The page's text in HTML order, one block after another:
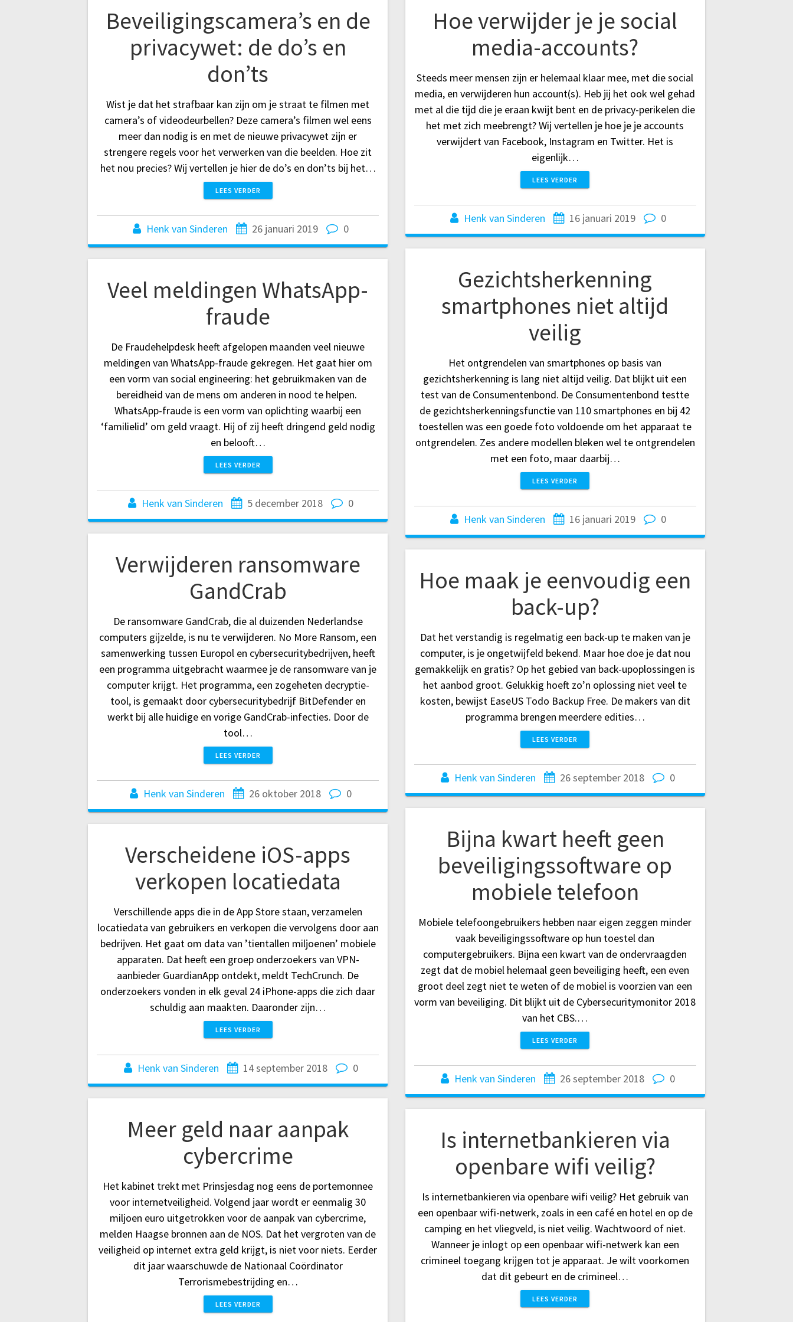
Beveiligingscamera’s en de
privacywet: de do’s en
don’ts
Wist je dat het strafbaar kan zijn om je straat te filmen met
camera’s of videodeurbellen? Deze camera’s filmen wel eens
meer dan nodig is en met de nieuwe privacywet zijn er
strengere regels voor het verwerken van die beelden. Hoe zit
het nou precies? Wij vertellen je hier de do’s en don’ts bij het…
LEES VERDER
Henk van Sinderen 26 januari 2019 0
Hoe verwijder je je social
media-accounts?
Steeds meer mensen zijn er helemaal klaar mee, met die social
media, en verwijderen hun account(s). Heb jij het ook wel gehad
met al die tijd die je eraan kwijt bent en de privacy-perikelen die
het met zich meebrengt? Wij vertellen je hoe je je accounts
verwijdert van Facebook, Instagram en Twitter. Het is
eigenlijk…
LEES VERDER
Henk van Sinderen 16 januari 2019 0
Gezichtsherkenning
smartphones niet altijd
veilig
Het ontgrendelen van smartphones op basis van
gezichtsherkenning is lang niet altijd veilig. Dat blijkt uit een
test van de Consumentenbond. De Consumentenbond testte
de gezichtsherkenningsfunctie van 110 smartphones en bij 42
toestellen was een goede foto voldoende om het apparaat te
ontgrendelen. Zes andere modellen bleken wel te ontgrendelen
met een foto, maar daarbij…
LEES VERDER
Henk van Sinderen 16 januari 2019 0
Veel meldingen WhatsApp-
fraude
De Fraudehelpdesk heeft afgelopen maanden veel nieuwe
meldingen van WhatsApp-fraude gekregen. Het gaat hier om
een vorm van social engineering: het gebruikmaken van de
bereidheid van de mens om anderen in nood te helpen.
WhatsApp-fraude is een vorm van oplichting waarbij een
‘familielid’ om geld vraagt. Hij of zij heeft dringend geld nodig
en belooft…
LEES VERDER
Henk van Sinderen 5 december 2018 0
Verwijderen ransomware
GandCrab
De ransomware GandCrab, die al duizenden Nederlandse
computers gijzelde, is nu te verwijderen. No More Ransom, een
samenwerking tussen Europol en cybersecuritybedrijven, heeft
een programma uitgebracht waarmee je de ransomware van je
computer krijgt. Het programma, een zogeheten decryptie-
tool, is gemaakt door cybersecuritybedrijf BitDefender en
werkt bij alle huidige en vorige GandCrab-infecties. Door de
tool…
LEES VERDER
Henk van Sinderen 26 oktober 2018 0
Hoe maak je eenvoudig een
back-up?
Dat het verstandig is regelmatig een back-up te maken van je
computer, is je ongetwijfeld bekend. Maar hoe doe je dat nou
gemakkelijk en gratis? Op het gebied van back-upoplossingen is
het aanbod groot. Gelukkig hoeft zo’n oplossing niet veel te
kosten, bewijst EaseUS Todo Backup Free. De makers van dit
programma brengen meerdere edities…
LEES VERDER
Henk van Sinderen 26 september 2018 0
Bijna kwart heeft geen
beveiligingssoftware op
mobiele telefoon
Mobiele telefoongebruikers hebben naar eigen zeggen minder
vaak beveiligingssoftware op hun toestel dan
computergebruikers. Bijna een kwart van de ondervraagden
zegt dat de mobiel helemaal geen beveiliging heeft, een even
groot deel zegt niet te weten of de mobiel is voorzien van een
vorm van beveiliging. Dit blijkt uit de Cybersecuritymonitor 2018
van het CBS.…
LEES VERDER
Henk van Sinderen 26 september 2018 0
Verscheidene iOS-apps
verkopen locatiedata
Verschillende apps die in de App Store staan, verzamelen
locatiedata van gebruikers en verkopen die vervolgens door aan
bedrijven. Het gaat om data van ’tientallen miljoenen’ mobiele
apparaten. Dat heeft een groep onderzoekers van VPN-
aanbieder GuardianApp ontdekt, meldt TechCrunch. De
onderzoekers vonden in elk geval 24 iPhone-apps die zich daar
schuldig aan maakten. Daaronder zijn…
LEES VERDER
Henk van Sinderen 14 september 2018 0
Meer geld naar aanpak
cybercrime
Het kabinet trekt met Prinsjesdag nog eens de portemonnee
voor internetveiligheid. Volgend jaar wordt er eenmalig 30
miljoen euro uitgetrokken voor de aanpak van cybercrime,
melden Haagse bronnen aan de NOS. Dat het vergroten van de
veiligheid op internet extra geld krijgt, is niet voor niets. Eerder
dit jaar waarschuwde de Nationaal Coördinator
Terrorismebestrijding en…
LEES VERDER
Is internetbankieren via
openbare wifi veilig?
Is internetbankieren via openbare wifi veilig? Het gebruik van
een openbaar wifi-netwerk, zoals in een café en hotel en op de
camping en het vliegveld, is niet veilig. Wachtwoord of niet.
Wanneer je inlogt op een openbaar wifi-netwerk kan een
crimineel toegang krijgen tot je apparaat. Je wilt voorkomen
dat dit gebeurt en de crimineel…
LEES VERDER